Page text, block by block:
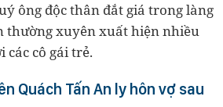
ông độc thân đắt giá trong làng
thường xuyên xuất hiện nhiều
cô gái trẻ.
Quách Tấn An ly hôn vợ sau